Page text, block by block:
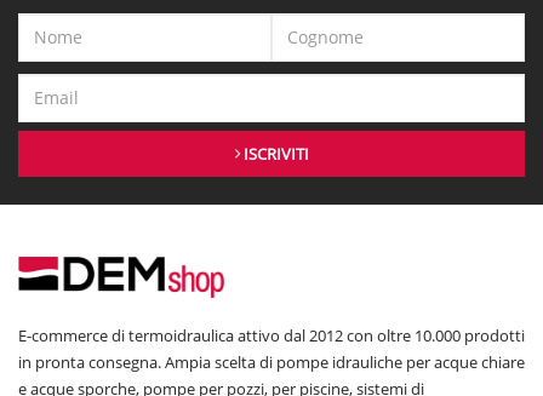
ISCRIVITI
E-commerce di termoidraulica attivo dal 2012 con oltre 10.000 prodotti
in pronta consegna. Ampia scelta di pompe idrauliche per acque chiare
e acque sporche, pompe per pozzi, per piscine, sistemi di